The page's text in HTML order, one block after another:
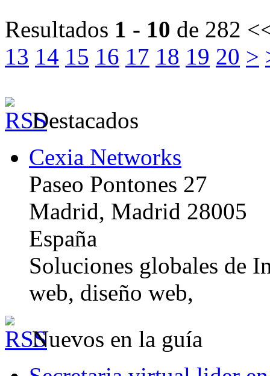
Resultados 1 - 10 de 282
13 14 15 16 17 18 19 20 >
Destacados
Cexia Networks
Paseo Pontones 27
Madrid, Madrid 28005
España
Soluciones globales de
web, diseño web,
Nuevos en la guía